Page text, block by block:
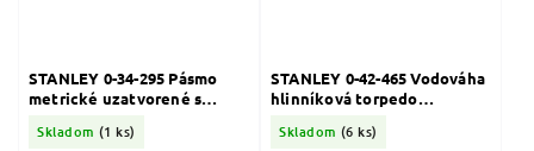
STANLEY 0-34-295 Pásmo
metrické uzatvorené s
Skladom (1 ks)
STANLEY 0-42-465 Vodováha
hlinníková torpedo
Skladom (6 ks)